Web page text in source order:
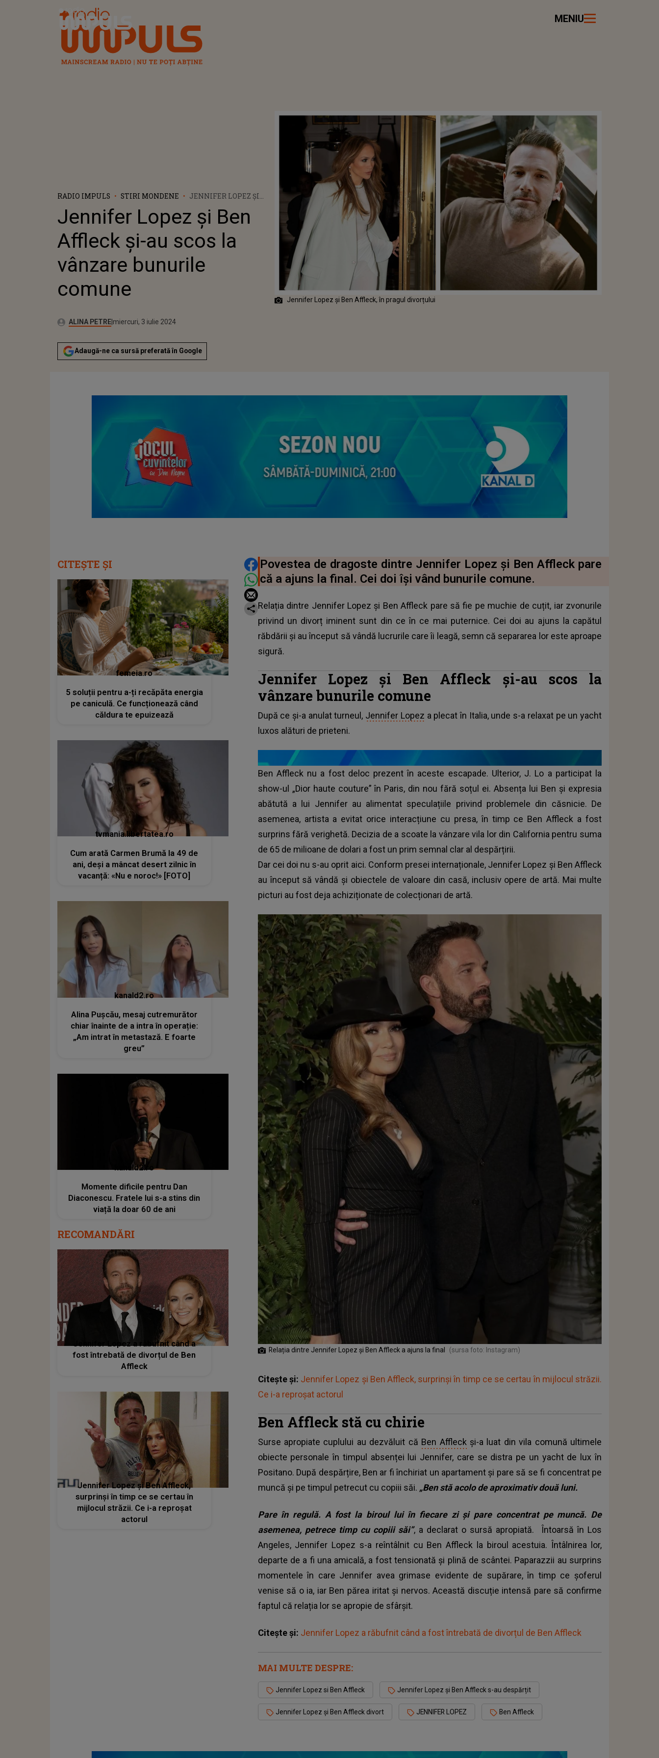
Radio Impuls MENIU
RADIO IMPULS STIRI MONDENE
JENNIFER LOPEZ ȘI
SCOS LA VÂNZARE
BUNURILE COMUNE
Jennifer Lopez și Ben
Affleck și-au scos la
vânzare bunurile
comune
Autor:ALINA PETRE Publicat:
miercuri, 3 iulie 2024
Adaugă-ne ca sursă preferată în Google
Jennifer Lopez și Ben Affleck, în pragul divorțului
DISTRIBUIE ARTICOLUL
Povestea de dragoste dintre Jennifer Lopez și Ben Affleck pare
că a ajuns la final. Cei doi își vând bunurile comune.
Relația dintre Jennifer Lopez și Ben Affleck pare să fie pe muchie de cuțit, iar zvonurile
privind un divorț iminent sunt din ce în ce mai puternice. Cei doi au ajuns la capătul
răbdării și au început să vândă lucrurile care îi leagă, semn că separarea lor este aproape
sigură.
Jennifer Lopez și Ben Affleck și-au scos la
vânzare bunurile comune
După ce și-a anulat turneul, Jennifer Lopez a plecat în Italia, unde s-a relaxat pe un yacht
luxos alături de prieteni.
Ben Affleck nu a fost deloc prezent în aceste escapade. Ulterior, J. Lo a participat la
show-ul „Dior haute couture” în Paris, din nou fără soțul ei. Absența lui Ben și expresia
abătută a lui Jennifer au alimentat speculațiile privind problemele din căsnicie. De
asemenea, artista a evitat orice interacțiune cu presa, în timp ce Ben Affleck a fost
surprins fără verighetă. Decizia de a scoate la vânzare vila lor din California pentru suma
de 65 de milioane de dolari a fost un prim semnal clar al despărțirii.
Dar cei doi nu s-au oprit aici. Conform presei internaționale, Jennifer Lopez și Ben Affleck
au început să vândă și obiectele de valoare din casă, inclusiv opere de artă. Mai multe
picturi au fost deja achiziționate de colecționari de artă.
Relația dintre Jennifer Lopez și Ben Affleck a ajuns la final (sursa foto: Instagram)
Citește și: Jennifer Lopez și Ben Affleck, surprinși în timp ce se certau în mijlocul străzii.
Ce i-a reproșat actorul
Ben Affleck stă cu chirie
Surse apropiate cuplului au dezvăluit că Ben Affleckși-a luat din vila comună ultimele
obiecte personale în timpul absenței lui Jennifer, care se distra pe un yacht de lux în
Positano. După despărțire, Ben ar fi închiriat un apartament și pare să se fi concentrat pe
muncă și pe timpul petrecut cu copiii săi. „Ben stă acolo de aproximativ două luni.
Pare în regulă. A fost la biroul lui în fiecare zi și pare concentrat pe muncă. De
asemenea, petrece timp cu copiii săi”, a declarat o sursă apropiată. Întoarsă în Los
Angeles, Jennifer Lopez s-a reîntâlnit cu Ben Affleck la biroul acestuia. Întâlnirea lor,
departe de a fi una amicală, a fost tensionată și plină de scântei. Paparazzii au surprins
momentele în care Jennifer avea grimase evidente de supărare, în timp ce șoferul
venise să o ia, iar Ben părea iritat și nervos.Această discuție intensă pare să confirme
faptul că relația lor se apropie de sfârșit.
Citește și: Jennifer Lopez a răbufnit când a fost întrebată de divorțul de Ben Affleck
MAI MULTE DESPRE:
Jennifer Lopez si Ben Affleck Jennifer Lopez și Ben Affleck s-au despărțit
Jennifer Lopez și Ben Affleck divort JENNIFER LOPEZ Ben Affleck
CITEȘTE ȘI
femeia.ro
5 soluții pentru a-ți recăpăta energia
pe caniculă. Ce funcționează când
căldura te epuizează
tvmania.libertatea.ro
Cum arată Carmen Brumă la 49 de
ani, deși a mâncat desert zilnic în
vacanță: «Nu e noroc!» [FOTO]
kanald2.ro
Alina Pușcău, mesaj cutremurător
chiar înainte de a intra în operație:
„Am intrat în metastază. E foarte
greu”
kanald2.ro
Momente dificile pentru Dan
Diaconescu. Fratele lui s-a stins din
viață la doar 60 de ani
RECOMANDĂRI
Jennifer Lopez a răbufnit când a
fost întrebată de divorțul de Ben
Affleck
Jennifer Lopez și Ben Affleck,
surprinși în timp ce se certau în
mijlocul străzii. Ce i-a reproșat
actorul